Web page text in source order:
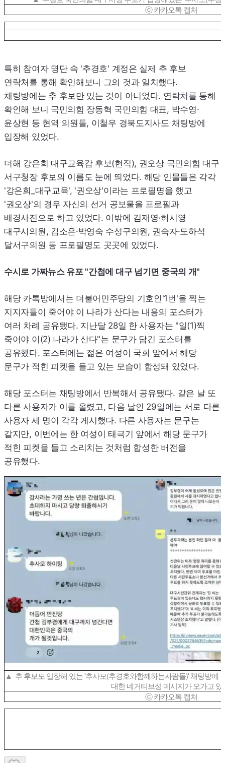
ⓒ 카카오톡 캡처
특히 참여자 명단 속 '추경호' 계정은 실제 추 후보
연락처를 통해 확인해보니 그의 것과 일치했다.
채팅방에는 추 후보만 있는 것이 아니었다. 연락처를 통해
확인해 보니 국민의힘 장동혁 국민의힘 대표, 박수영·
윤상현 등 현역 의원들, 이철우 경북도지사도 채팅방에
입장해 있었다.
더해 강은희 대구교육감 후보(현직), 권오상 국민의힘 대구
서구청장 후보의 이름도 눈에 띄었다. 해당 인물들은 각각
'강은희_대구교육', '권오상'이라는 프로필명을 했고
'권오상'의 경우 자신의 선거 공보물을 프로필과
배경사진으로 하고 있었다. 이밖에 김재영·허시영
대구시의원, 김소은·박영숙 수성구의원, 권숙자·도하석
달서구의원 등 프로필명도 곳곳에 있었다.
수시로 가짜뉴스 유포 "간첩에 대구 넘기면 중국의 개"
해당 카톡방에서는 더불어민주당의 기호인'1 번'을 찍는
지지자들이 죽어야 이 나라가 산다는 내용의 포스터가
여러 차례 공유됐다. 지난달 28일 한 사용자는 "일(1)찍
죽어야 이(2) 나라가 산다"는 문구가 담긴 포스터를
공유했다. 포스터에는 젊은 여성이 국회 앞에서 해당
문구가 적힌 피켓을 들고 있는 모습이 합성돼 있었다.
해당 포스터는 채팅방에서 반복해서 공유됐다. 같은 날 또
다른 사용자가 이를 올렸고, 다음 날인 29일에는 서로 다른
사용자 세 명이 각각 게시했다. 다른 사용자는 문구는
같지만, 이번에는 한 여성이 태극기 앞에서 해당 문구가
적힌 피켓을 들고 소리치는 것처럼 합성한 버전을
공유했다.
▲ 추 후보도 입장해 있는 '추사모(추경호와함께하는사람들)' 채팅방에
대한 네거티브성 메시지가 오가고 있
ⓒ 카카오톡 캡처